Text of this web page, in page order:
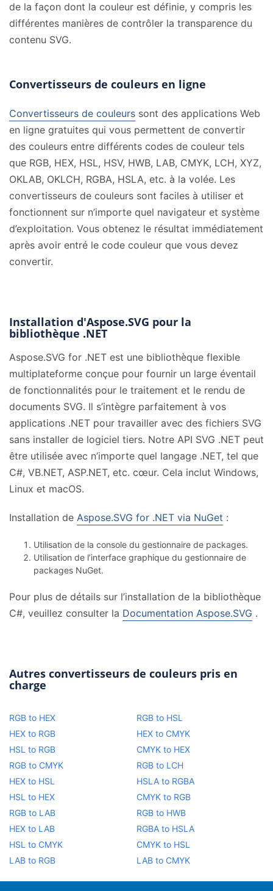
de la façon dont la couleur est définie, y compris les
différentes manières de contrôler la transparence du
contenu SVG.
Convertisseurs de couleurs en ligne
Convertisseurs de couleurs sont des applications Web
en ligne gratuites qui vous permettent de convertir
des couleurs entre différents codes de couleur tels
que RGB, HEX, HSL, HSV, HWB, LAB, CMYK, LCH, XYZ,
OKLAB, OKLCH, RGBA, HSLA, etc. à la volée. Les
convertisseurs de couleurs sont faciles à utiliser et
fonctionnent sur n’importe quel navigateur et système
d’exploitation. Vous obtenez le résultat immédiatement
après avoir entré le code couleur que vous devez
convertir.
Installation d'Aspose.SVG pour la
bibliothèque .NET
Aspose.SVG for .NET est une bibliothèque flexible
multiplateforme conçue pour fournir un large éventail
de fonctionnalités pour le traitement et le rendu de
documents SVG. Il s’intègre parfaitement à vos
applications .NET pour travailler avec des fichiers SVG
sans installer de logiciel tiers. Notre API SVG .NET peut
être utilisée avec n’importe quel langage .NET, tel que
C#, VB.NET, ASP.NET, etc. cœur. Cela inclut Windows,
Linux et macOS.
Installation de Aspose.SVG for .NET via NuGet :
Utilisation de la console du gestionnaire de packages.
Utilisation de l’interface graphique du gestionnaire de
packages NuGet.
Pour plus de détails sur l’installation de la bibliothèque
C#, veuillez consulter la Documentation Aspose.SVG .
Autres convertisseurs de couleurs pris en
charge
RGB to HEX
RGB to HSL
HEX to RGB
HEX to CMYK
HSL to RGB
CMYK to HEX
RGB to CMYK
RGB to LCH
HEX to HSL
HSLA to RGBA
HSL to HEX
CMYK to RGB
RGB to LAB
RGB to HWB
HEX to LAB
RGBA to HSLA
HSL to CMYK
CMYK to HSL
LAB to RGB
LAB to CMYK